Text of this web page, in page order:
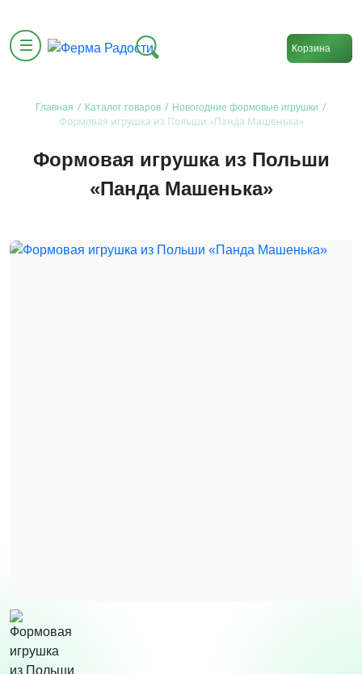
Корзина
Главная / Каталог товаров / Новогодние формовые игрушки /
Формовая игрушка из Польши «Панда Машенька»
Формовая игрушка из Польши
«Панда Машенька»